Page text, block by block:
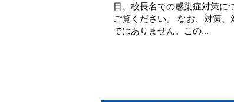
日、校長名での感染症対策に
ご覧ください。 なお、対策
ではありません。この...